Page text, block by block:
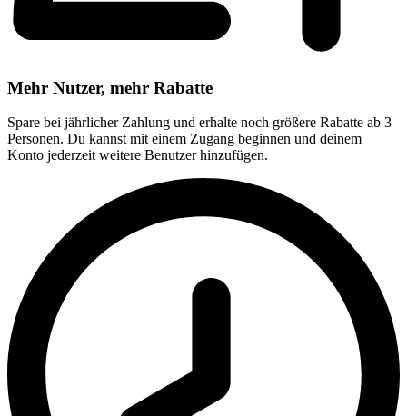
Mehr Nutzer, mehr Rabatte
Spare bei jährlicher Zahlung und erhalte noch größere Rabatte ab 3
Personen. Du kannst mit einem Zugang beginnen und deinem
Konto jederzeit weitere Benutzer hinzufügen.